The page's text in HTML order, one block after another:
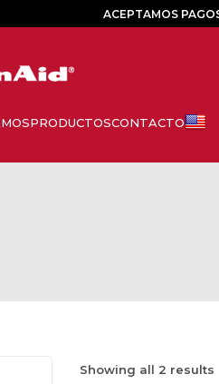
ACEPTAMOS
Showing all 2 results